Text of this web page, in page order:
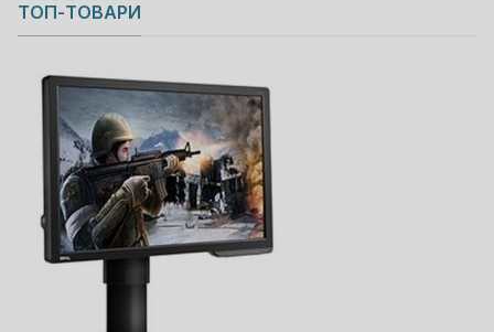
Copyright MAXXmarketing GmbH
JoomShopping Download & Support
ТОП-ТОВАРИ